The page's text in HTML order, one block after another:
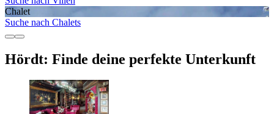
Chalet
Suche nach Chalets
Hördt: Finde deine perfekte Unterkunft